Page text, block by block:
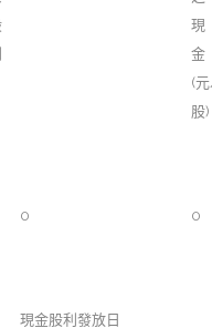
現
金
(
股)
0 0
現金股利發放日